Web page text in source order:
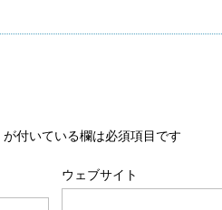
が付いている欄は必須項目です
ウェブサイト